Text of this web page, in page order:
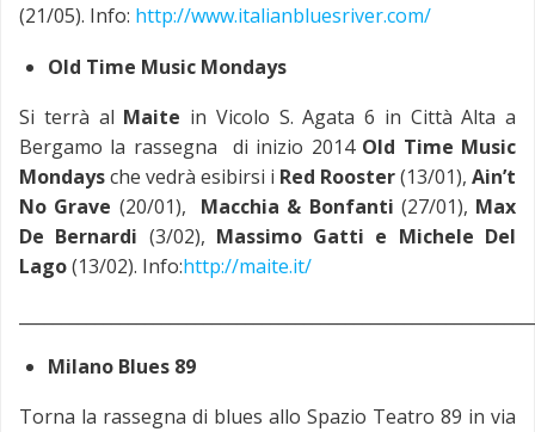
(21/05). Info: http://www.italianbluesriver.com/
Old Time Music Mondays
Si terrà al Maite in Vicolo S. Agata 6 in Città Alta a
Bergamo la rassegna di inizio 2014 Old Time Music
Mondaysche vedrà esibirsi i Red Rooster(13/01), Ain’t
No Grave (20/01), Macchia & Bonfanti (27/01), Max
De Bernardi (3/02), Massimo Gatti e Michele Del
Lago(13/02). Info:http://maite.it/
Milano Blues 89
Torna la rassegna di blues allo Spazio Teatro 89 in via